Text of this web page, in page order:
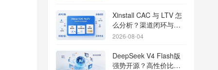
Xinstall CAC 与 LTV 怎
么分析？渠道闭环与投
放回报解析
2026-08-04
DeepSeek V4 Flash版
强势开源？高性价比基